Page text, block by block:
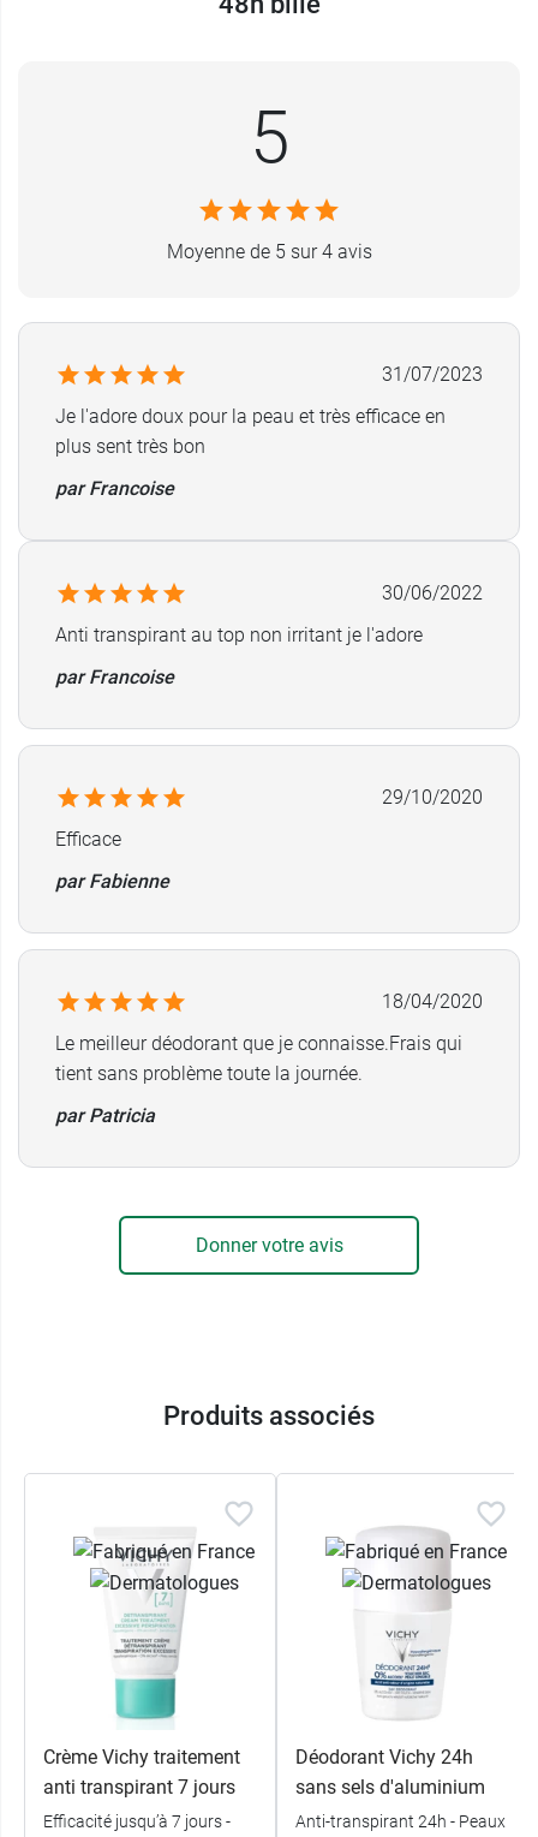
5
Moyenne de 5 sur 4 avis
31/07/2023
Je l'adore doux pour la peau et très efficace en
plus sent très bon
par Francoise
30/06/2022
Anti transpirant au top non irritant je l'adore
par Francoise
29/10/2020
Efficace
par Fabienne
18/04/2020
Le meilleur déodorant que je connaisse.Frais qui
tient sans problème toute la journée.
par Patricia
Donner votre avis
Produits associés
Crème Vichy traitement
anti transpirant 7 jours
Efficacité jusqu’à 7 jours -
Déodorant Vichy 24h
sans sels d'aluminium
Anti-transpirant 24h - Peaux